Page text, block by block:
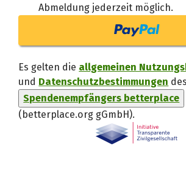
Abmeldung jederzeit möglich.
Es gelten die allgemeinen
und Datenschutzbestimmungen des
Spendenempfängers betterplace
(betterplace.org gGmbH).